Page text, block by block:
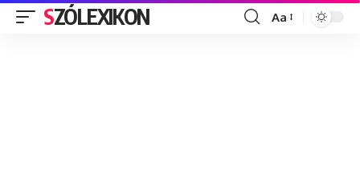
SZÓLEXIKON
Font
Aa